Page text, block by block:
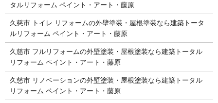
タルリフォーム ペイント・アート・藤原
久慈市 トイレ リフォームの外壁塗装・屋根塗装なら建築トータ
ルリフォーム ペイント・アート・藤原
久慈市 フルリフォームの外壁塗装・屋根塗装なら建築トータル
リフォーム ペイント・アート・藤原
久慈市 リノベーションの外壁塗装・屋根塗装なら建築トータル
リフォーム ペイント・アート・藤原